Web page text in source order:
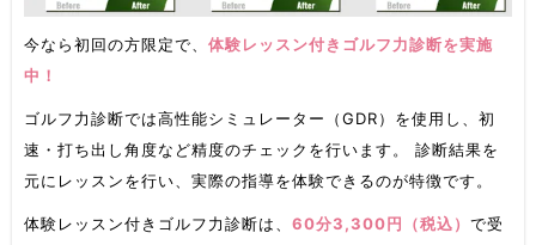
今なら初回の方限定で、 体験レッスン付きゴルフ力診断を実施
中！
ゴルフ力診断では高性能シミュレーター（GDR）を使用し、初
速・打ち出し角度など精度のチェックを行います。 診断結果を
元にレッスンを行い、実際の指導を体験できるのが特徴です。
体験レッスン付きゴルフ力診断は、 60分3,300円（税込） で受